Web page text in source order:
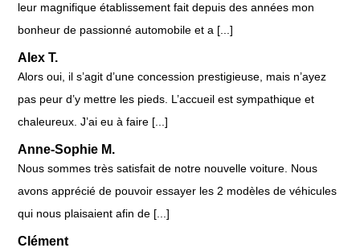
leur magnifique établissement fait depuis des années mon
bonheur de passionné automobile et a [...]
Alex T.
Alors oui, il s’agit d’une concession prestigieuse, mais n’ayez
pas peur d’y mettre les pieds. L’accueil est sympathique et
chaleureux. J’ai eu à faire [...]
Anne-Sophie M.
Nous sommes très satisfait de notre nouvelle voiture. Nous
avons apprécié de pouvoir essayer les 2 modèles de véhicules
qui nous plaisaient afin de [...]
Clément